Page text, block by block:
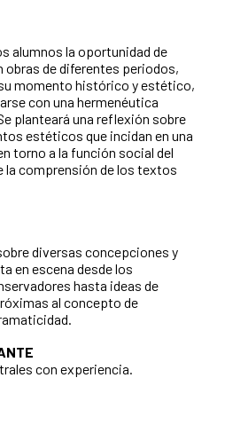
alumnos la oportunidad de
obras de diferentes periodos,
momento histórico y estético,
con una hermenéutica
planteará una reflexión sobre
estéticos que incidan en una
torno a la función social del
la comprensión de los textos
diversas concepciones y
en escena desde los
hasta ideas de
al concepto de
con experiencia.